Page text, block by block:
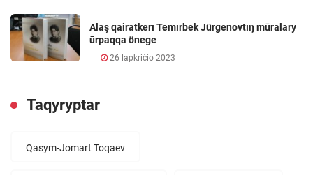
Alaş qairatkerı Temırbek Jürgenovtıŋ mūralary
ūrpaqqa önege
26 lapkričio 2023
Taqyryptar
Qasym-Jomart Toqaev